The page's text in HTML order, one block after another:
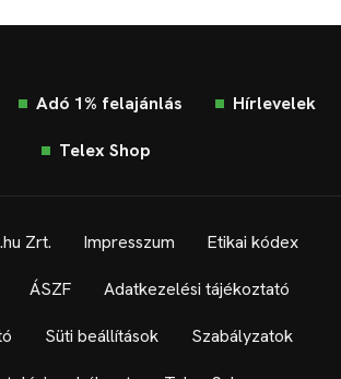
Adó 1% felajánlás Hírlevelek
Telex Shop
Zrt. Impresszum Etikai kódex
ÁSZF Adatkezelési tájékoztató
Süti beállítások Szabályzatok